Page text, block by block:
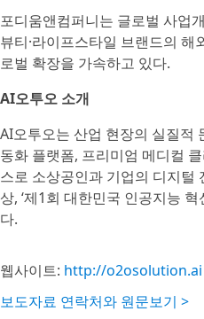
포디움앤컴퍼니는 글로벌 사업
뷰티·라이프스타일 브랜드의
로벌 확장을 가속하고 있다.
AI오투오 소개
AI오투오는 산업 현장의 실질적
동화 플랫폼, 프리미엄 메디컬
스로 소상공인과 기업의 디지
상, ‘제1회 대한민국 인공지능
다.
웹사이트: http://o2osolution.ai
보도자료 연락처와 원문보기 >